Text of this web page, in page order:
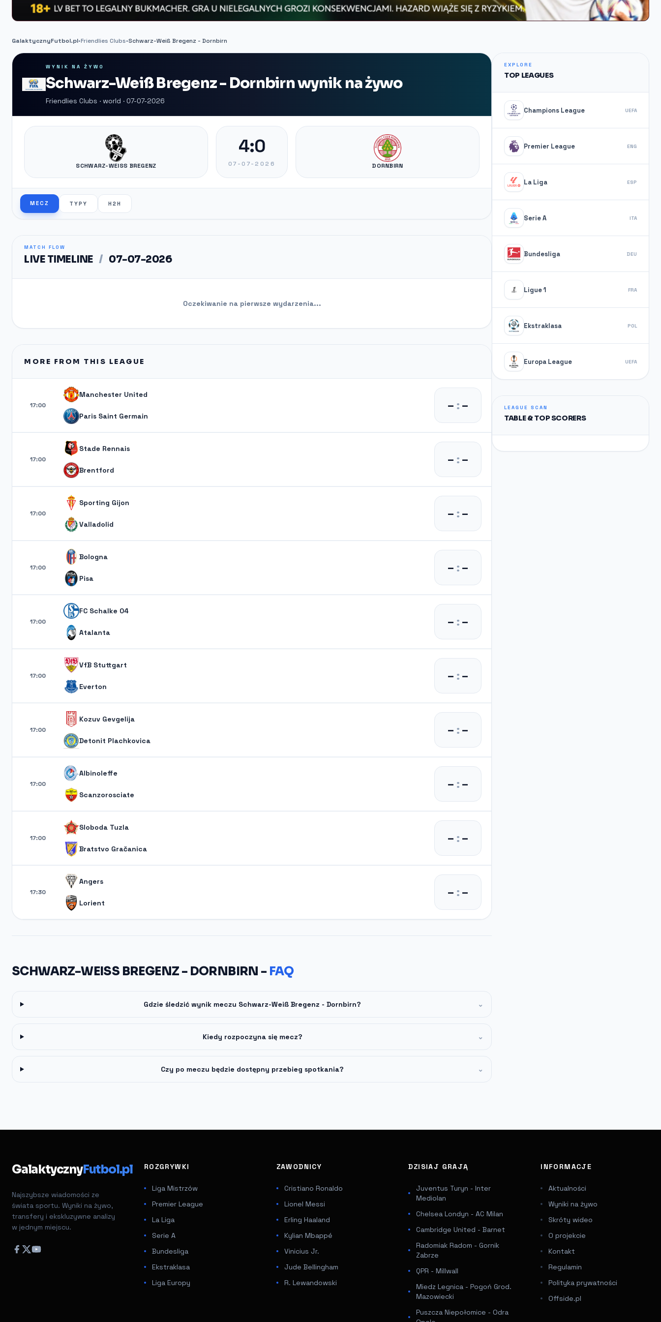
GalaktycznyFutbol.pl•Friendlies Clubs•Schwarz-Weiß Bregenz - Dornbirn
WYNIK NA ŻYWO
Schwarz-Weiß Bregenz - Dornbirn wynik na żywo
Friendlies Clubs · world · 07-07-2026
SCHWARZ-WEISS BREGENZ
4:0
07-07-2026 DORNBIRN
MECZ TYPY H2H
MATCH FLOW
LIVE TIMELINE / 07-07-2026
Oczekiwanie na pierwsze wydarzenia...
MORE FROM THIS LEAGUE
17:00
Manchester United
Paris Saint Germain
– :–
17:00
Stade Rennais
Brentford
– :–
17:00
Sporting Gijon
Valladolid
– :–
17:00
Bologna
Pisa
– :–
17:00
FC Schalke 04
Atalanta
– :–
17:00
VfB Stuttgart
Everton
– :–
17:00
Kozuv Gevgelija
Detonit Plachkovica
– :–
17:00
Albinoleffe
Scanzorosciate
– :–
17:00
Sloboda Tuzla
Bratstvo Gračanica
– :–
17:30
Angers
Lorient
– :–
SCHWARZ-WEISS BREGENZ - DORNBIRN - FAQ
Gdzie śledzić wynik meczu Schwarz-Weiß Bregenz - Dornbirn? ⌄
Kiedy rozpoczyna się mecz? ⌄
Czy po meczu będzie dostępny przebieg spotkania? ⌄
EXPLORE
TOP LEAGUES
Champions League UEFA
Premier League ENG
La Liga ESP
Serie A ITA
Bundesliga DEU
Ligue 1 FRA
Ekstraklasa POL
Europa League UEFA
LEAGUE SCAN
TABLE & TOP SCORERS
GalaktycznyFutbol.pl
Najszybsze wiadomości ze
świata sportu. Wyniki na żywo,
transfery i ekskluzywne analizy
w jednym miejscu.
ROZGRYWKI
Liga Mistrzów
Premier League
La Liga
Serie A
Bundesliga
Ekstraklasa
Liga Europy
ZAWODNICY
Cristiano Ronaldo
Lionel Messi
Erling Haaland
Kylian Mbappé
Vinicius Jr.
Jude Bellingham
R. Lewandowski
DZISIAJ GRAJĄ
Juventus Turyn - Inter
Mediolan
Chelsea Londyn - AC Milan
Cambridge United - Barnet
Radomiak Radom - Gornik
Zabrze
QPR - Millwall
Miedz Legnica - Pogoń Grod.
Mazowiecki
Puszcza Niepołomice - Odra
INFORMACJE
Aktualności
Wyniki na żywo
Skróty wideo
O projekcie
Kontakt
Regulamin
Polityka prywatności
Offside.pl